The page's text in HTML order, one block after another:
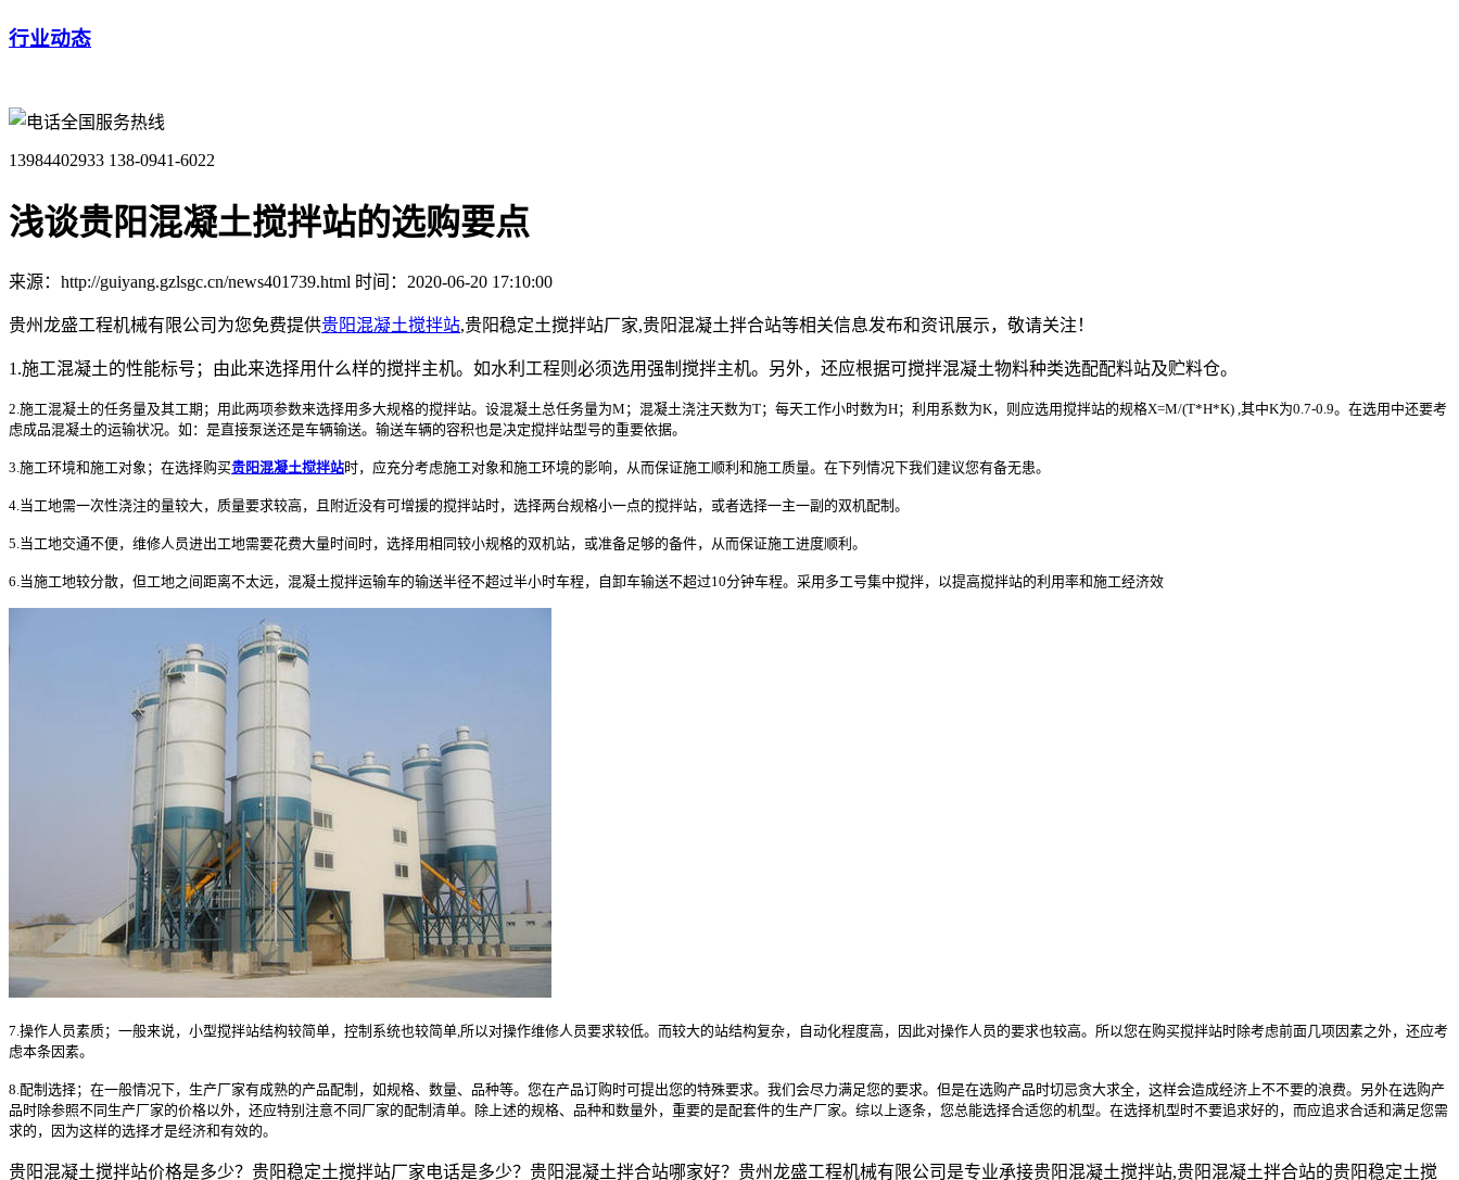
行业动态
全国服务热线
13984402933 138-0941-6022
浅谈贵阳混凝土搅拌站的选购要点
来源：http://guiyang.gzlsgc.cn/news401739.html 时间：2020-06-20 17:10:00
贵州龙盛工程机械有限公司为您免费提供贵阳混凝土搅拌站,贵阳稳定土搅拌站厂家,贵阳混凝土拌合站等相关信息发布和资讯展示，敬请关注！
1.施工混凝土的性能标号；由此来选择用什么样的搅拌主机。如水利工程则必须选用强制搅拌主机。另外，还应根据可搅拌混凝土物料种类选配配料站及贮料仓。
2.施工混凝土的任务量及其工期；用此两项参数来选择用多大规格的搅拌站。设混凝土总任务量为M；混凝土浇注天数为T；每天工作小时数为H；利用系数为K，则应选用搅拌站的规格X=M/(T*H*K) ,其中K为0.7-0.9。在选用中还要考
虑成品混凝土的运输状况。如：是直接泵送还是车辆输送。输送车辆的容积也是决定搅拌站型号的重要依据。
3.施工环境和施工对象；在选择购买贵阳混凝土搅拌站时，应充分考虑施工对象和施工环境的影响，从而保证施工顺利和施工质量。在下列情况下我们建议您有备无患。
4.当工地需一次性浇注的量较大，质量要求较高，且附近没有可增援的搅拌站时，选择两台规格小一点的搅拌站，或者选择一主一副的双机配制。
5.当工地交通不便，维修人员进出工地需要花费大量时间时，选择用相同较小规格的双机站，或准备足够的备件，从而保证施工进度顺利。
6.当施工地较分散，但工地之间距离不太远，混凝土搅拌运输车的输送半径不超过半小时车程，自卸车输送不超过10分钟车程。采用多工号集中搅拌，以提高搅拌站的利用率和施工经济效
7.操作人员素质；一般来说，小型搅拌站结构较简单，控制系统也较简单,所以对操作维修人员要求较低。而较大的站结构复杂，自动化程度高，因此对操作人员的要求也较高。所以您在购买搅拌站时除考虑前面几项因素之外，还应考
虑本条因素。
8.配制选择；在一般情况下，生产厂家有成熟的产品配制，如规格、数量、品种等。您在产品订购时可提出您的特殊要求。我们会尽力满足您的要求。但是在选购产品时切忌贪大求全，这样会造成经济上不不要的浪费。另外在选购产
品时除参照不同生产厂家的价格以外，还应特别注意不同厂家的配制清单。除上述的规格、品种和数量外，重要的是配套件的生产厂家。综以上逐条，您总能选择合适您的机型。在选择机型时不要追求好的，而应追求合适和满足您需
求的，因为这样的选择才是经济和有效的。
贵阳混凝土搅拌站价格是多少？贵阳稳定土搅拌站厂家电话是多少？贵阳混凝土拌合站哪家好？贵州龙盛工程机械有限公司是专业承接贵阳混凝土搅拌站,贵阳混凝土拌合站的贵阳稳定土搅